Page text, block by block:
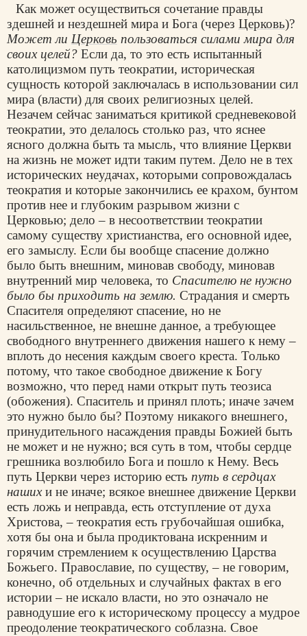
Как может осуществиться сочетание правды
здешней и нездешней мира и Бога (через Церковь)?
Может ли Церковь пользоваться силами мира для
своих целей? Если да, то это есть испытанный
католицизмом путь теократии, историческая
сущность которой заключалась в использовании сил
мира (власти) для своих религиозных целей.
Незачем сейчас заниматься критикой средневековой
теократии, это делалось столько раз, что яснее
ясного должна быть та мысль, что влияние Церкви
на жизнь не может идти таким путем. Дело не в тех
исторических неудачах, которыми сопровождалась
теократия и которые закончились ее крахом, бунтом
против нее и глубоким разрывом жизни с
Церковью; дело – в несоответствии теократии
самому существу христианства, его основной идее,
его замыслу. Если бы вообще спасение должно
было быть внешним, миновав свободу, миновав
внутренний мир человека, то Спасителю не нужно
было бы приходить на землю. Страдания и смерть
Спасителя определяют спасение, но не
насильственное, не внешне данное, а требующее
свободного внутреннего движения нашего к нему –
вплоть до несения каждым своего креста. Только
потому, что такое свободное движение к Богу
возможно, что перед нами открыт путь теозиса
(обожения). Спаситель и принял плоть; иначе зачем
это нужно было бы? Поэтому никакого внешнего,
принудительного насаждения правды Божией быть
не может и не нужно; вся суть в том, чтобы сердце
грешника возлюбило Бога и пошло к Нему. Весь
путь Церкви через историю есть путь в сердцах
нашихи не иначе; всякое внешнее движение Церкви
есть ложь и неправда, есть отступление от духа
Христова, – теократия есть грубочайшая ошибка,
хотя бы она и была продиктована искренним и
горячим стремлением к осуществлению Царства
Божьего. Православие, по существу, – не говорим,
конечно, об отдельных и случайных фактах в его
истории – не искало власти, но это означало не
равнодушие его к историческому процессу а мудрое
преодоление теократического соблазна. Свое